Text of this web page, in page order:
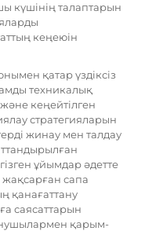
күшінің талаптарын
кеңеюін
қатар үздіксіз
техникалық
кеңейтілген
стратегияларын
жинау мен талдау
ұйымдар әдетте
жақсарған сапа
қанағаттану
саясаттарын
қарым-